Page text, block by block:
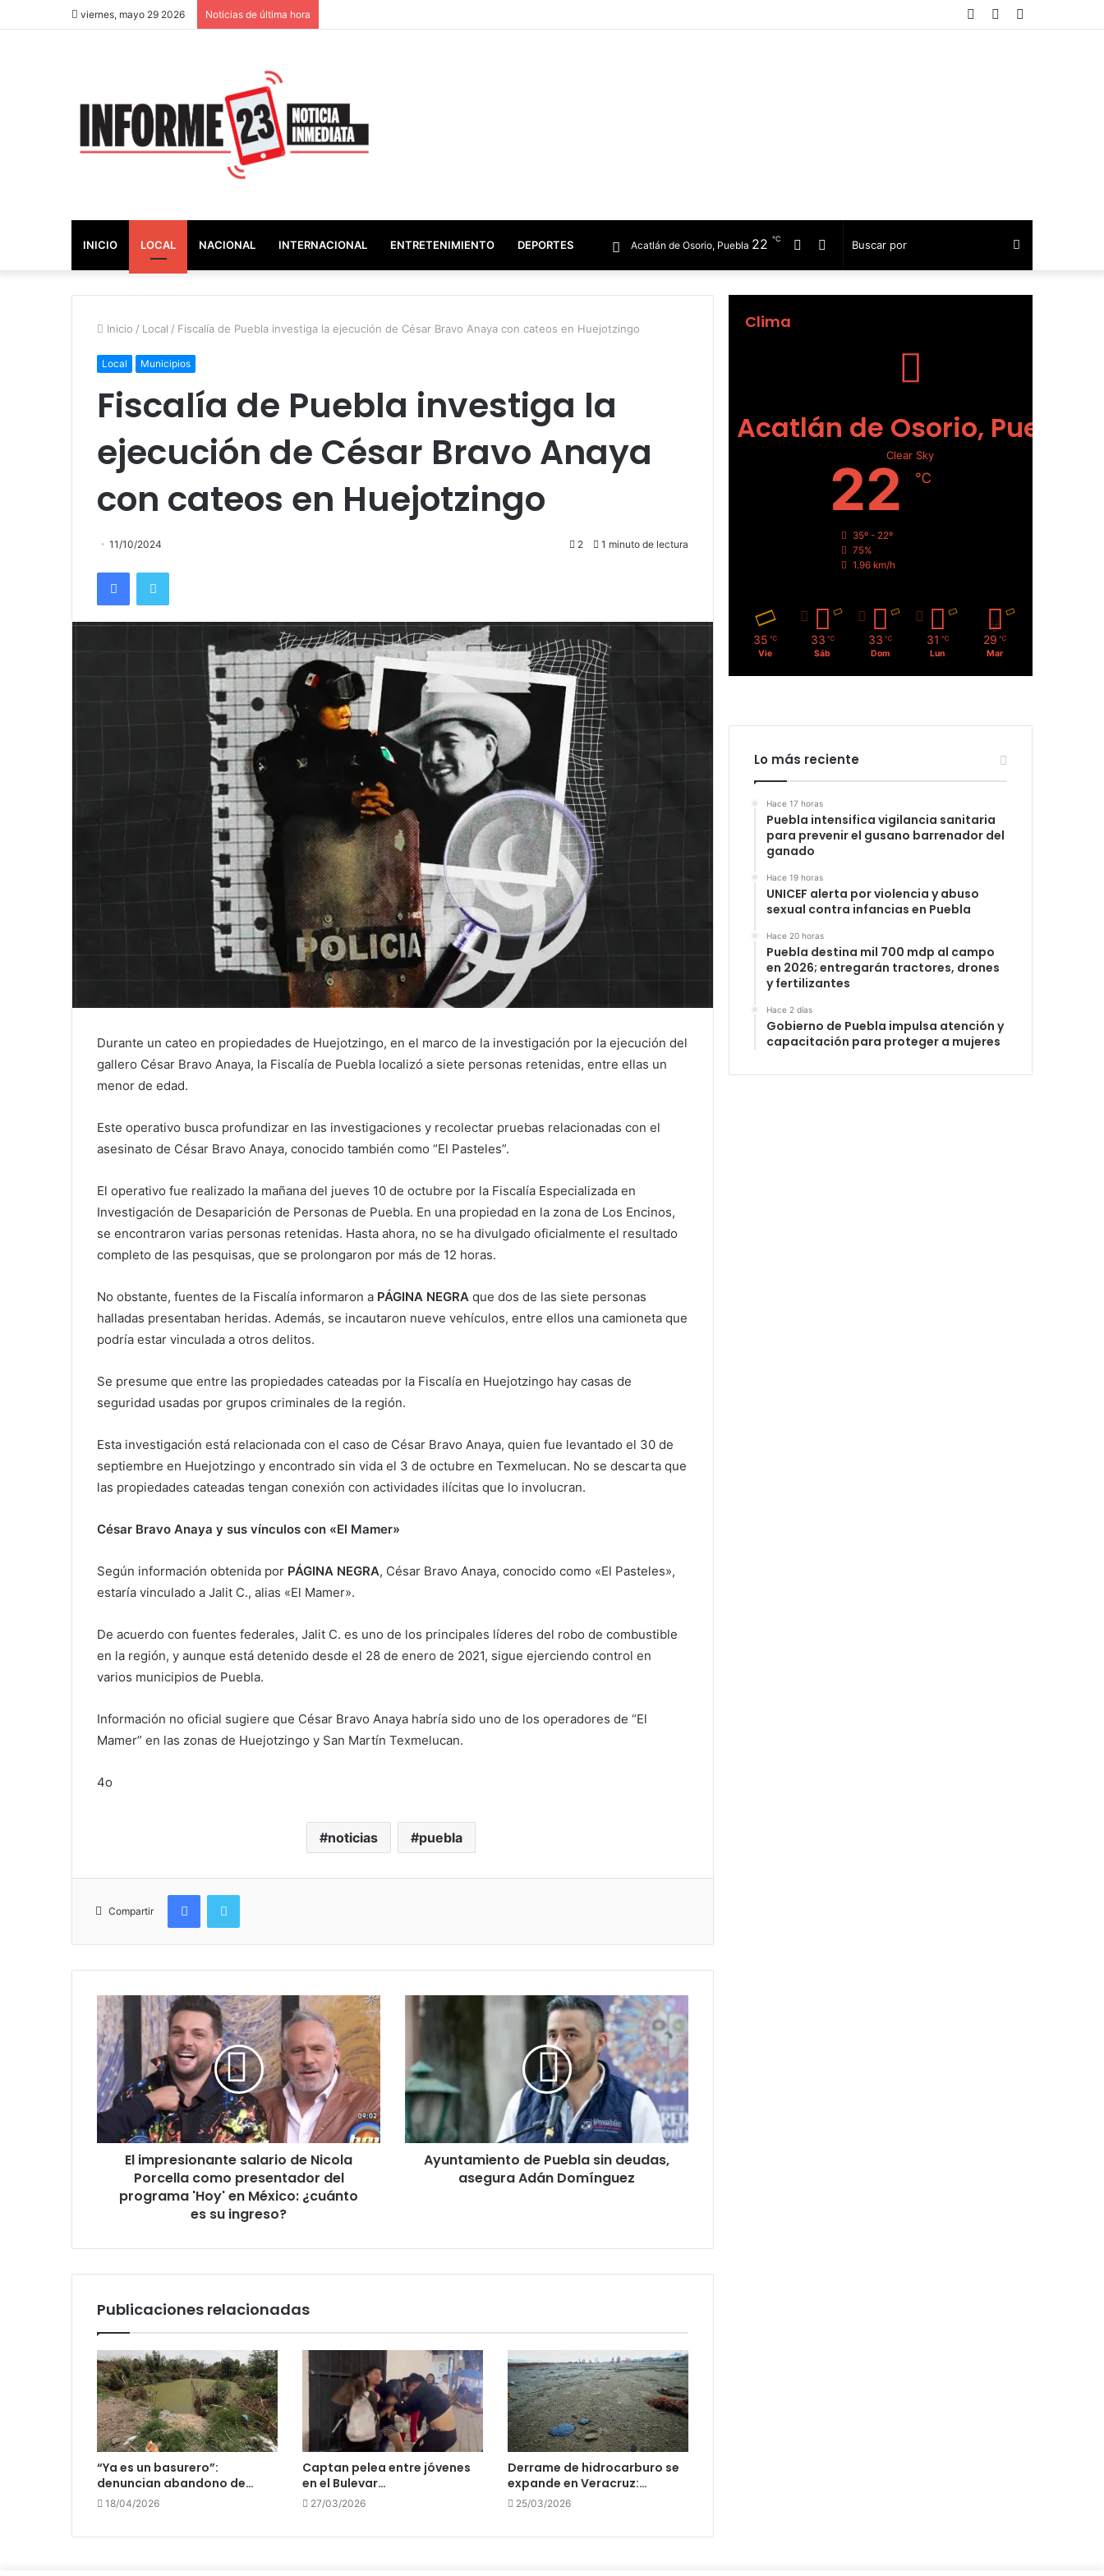
viernes, mayo 29 2026 Noticias de última hora Telegram
Facebook
INICIO LOCAL NACIONAL INTERNACIONAL ENTRETENIMIENTO DEPORTES Buscar
por
Telegram
Facebook
Acatlán de Osorio, Puebla 22 ℃
Inicio / Local / Fiscalía de Puebla investiga la ejecución de César Bravo Anaya con cateos en Huejotzingo
Local Municipios
Fiscalía de Puebla investiga la
ejecución de César Bravo Anaya
con cateos en Huejotzingo
11/10/2024 2 1 minuto de lectura
FacebookTwitter
Durante un cateo en propiedades de Huejotzingo, en el marco de la investigación por la ejecución del
gallero César Bravo Anaya, la Fiscalía de Puebla localizó a siete personas retenidas, entre ellas un
menor de edad.
Este operativo busca profundizar en las investigaciones y recolectar pruebas relacionadas con el
asesinato de César Bravo Anaya, conocido también como “El Pasteles”.
El operativo fue realizado la mañana del jueves 10 de octubre por la Fiscalía Especializada en
Investigación de Desaparición de Personas de Puebla. En una propiedad en la zona de Los Encinos,
se encontraron varias personas retenidas. Hasta ahora, no se ha divulgado oficialmente el resultado
completo de las pesquisas, que se prolongaron por más de 12 horas.
No obstante, fuentes de la Fiscalía informaron a PÁGINA NEGRA que dos de las siete personas
halladas presentaban heridas. Además, se incautaron nueve vehículos, entre ellos una camioneta que
podría estar vinculada a otros delitos.
Se presume que entre las propiedades cateadas por la Fiscalía en Huejotzingo hay casas de
seguridad usadas por grupos criminales de la región.
Esta investigación está relacionada con el caso de César Bravo Anaya, quien fue levantado el 30 de
septiembre en Huejotzingo y encontrado sin vida el 3 de octubre en Texmelucan. No se descarta que
las propiedades cateadas tengan conexión con actividades ilícitas que lo involucran.
César Bravo Anaya y sus vínculos con «El Mamer»
Según información obtenida por PÁGINA NEGRA, César Bravo Anaya, conocido como «El Pasteles»,
estaría vinculado a Jalit C., alias «El Mamer».
De acuerdo con fuentes federales, Jalit C. es uno de los principales líderes del robo de combustible
en la región, y aunque está detenido desde el 28 de enero de 2021, sigue ejerciendo control en
varios municipios de Puebla.
Información no oficial sugiere que César Bravo Anaya habría sido uno de los operadores de “El
Mamer” en las zonas de Huejotzingo y San Martín Texmelucan.
4o
noticias puebla
Compartir
FacebookTwitter
El impresionante salario de Nicola
Porcella como presentador del
programa 'Hoy' en México: ¿cuánto
es su ingreso?
Ayuntamiento de Puebla sin deudas,
asegura Adán Domínguez
Publicaciones relacionadas
“Ya es un basurero”:
denuncian abandono de…
18/04/2026
Captan pelea entre jóvenes
en el Bulevar…
27/03/2026
Derrame de hidrocarburo se
expande en Veracruz:…
25/03/2026
Clima
Acatlán de Osorio, Puebla
Clear Sky
22 ℃
35º - 22º
75%
1.96 km/h
35 ℃
Vie
33 ℃
Sáb
33 ℃
Dom
31 ℃
Lun
29 ℃
Mar
Lo más reciente
Hace 17 horas
Puebla intensifica vigilancia sanitaria
para prevenir el gusano barrenador del
ganado
Hace 19 horas
UNICEF alerta por violencia y abuso
sexual contra infancias en Puebla
Hace 20 horas
Puebla destina mil 700 mdp al campo
en 2026; entregarán tractores, drones
y fertilizantes
Hace 2 días
Gobierno de Puebla impulsa atención y
capacitación para proteger a mujeres